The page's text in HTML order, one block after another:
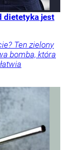
dietetyka jest
Ten zielony
bomba, która